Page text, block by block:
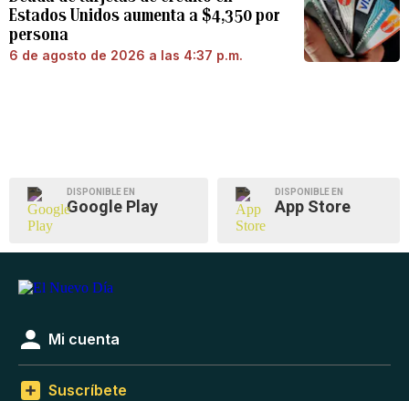
Estados Unidos aumenta a $4,350 por
persona
6 de agosto de 2026 a las 4:37 p.m.
DISPONIBLE EN
Google Play
DISPONIBLE EN
App Store
Mi cuenta
Suscríbete